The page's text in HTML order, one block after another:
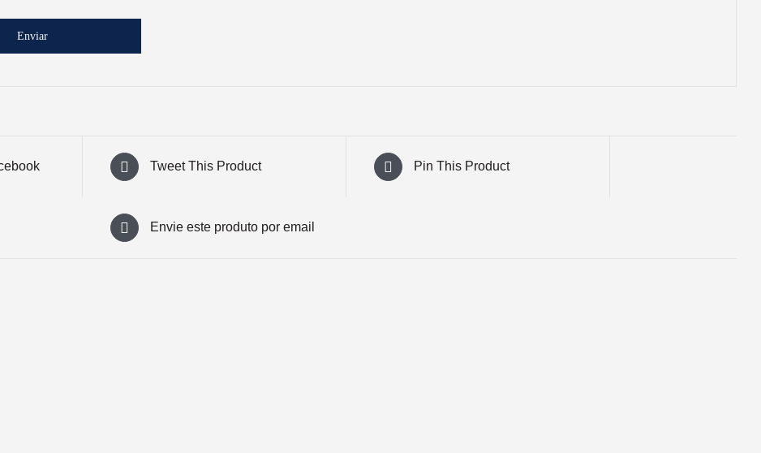
Tweet This Product Pin This Product
Envie este produto por email